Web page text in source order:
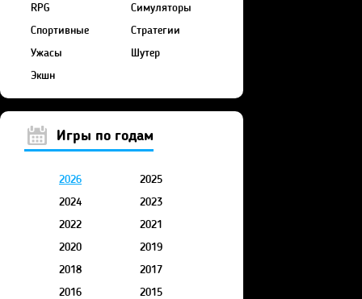
RPG
Симуляторы
Спортивные
Стратегии
Ужасы
Шутер
Экшн
Игры по годам
2026
2025
2024
2023
2022
2021
2020
2019
2018
2017
2016
2015